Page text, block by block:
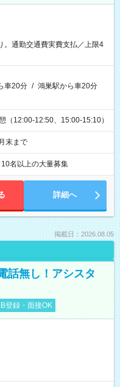
。通勤交通費実費支払／上限4
車20分 / 鴻巣駅から車20分
12:00-12:50、15:00-15:10）
末まで
10名以上の大量募集
詳細へ
掲載日：2026.08.05
話無し！アシスタ
登録・面接OK